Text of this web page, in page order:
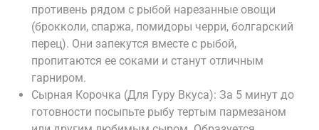
противень рядом с рыбой нарезанные овощи
(брокколи, спаржа, помидоры черри, болгарский
перец). Они запекутся вместе с рыбой,
пропитаются ее соками и станут отличным
гарниром.
Сырная Корочка (Для Гуру Вкуса): За 5 минут до
готовности посыпьте рыбу тертым пармезаном